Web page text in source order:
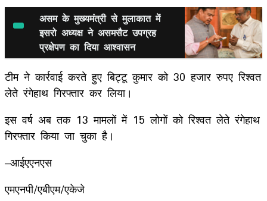
असम के मुख्यमंत्री से मुलाकात में
इसरो अध्यक्ष ने असमसैट उपग्रह
प्रक्षेपण का दिया आश्वासन
टीम ने कार्रवाई करते हुए बिट्टू कुमार को 30 हजार रुपए रिश्वत
लेते रंगेहाथ गिरफ्तार कर लिया।
इस वर्ष अब तक 13 मामलों में 15 लोगों को रिश्वत लेते रंगेहाथ
गिरफ्तार किया जा चुका है।
–आईएएनएस
एमएनपी/एबीएम/एकेजे